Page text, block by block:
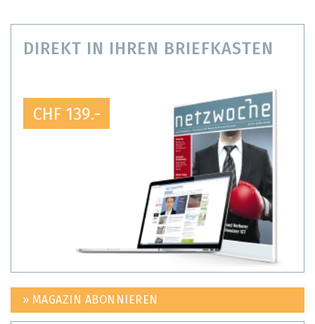
DIREKT IN IHREN BRIEFKASTEN
CHF 139.-
» MAGAZIN ABONNIEREN